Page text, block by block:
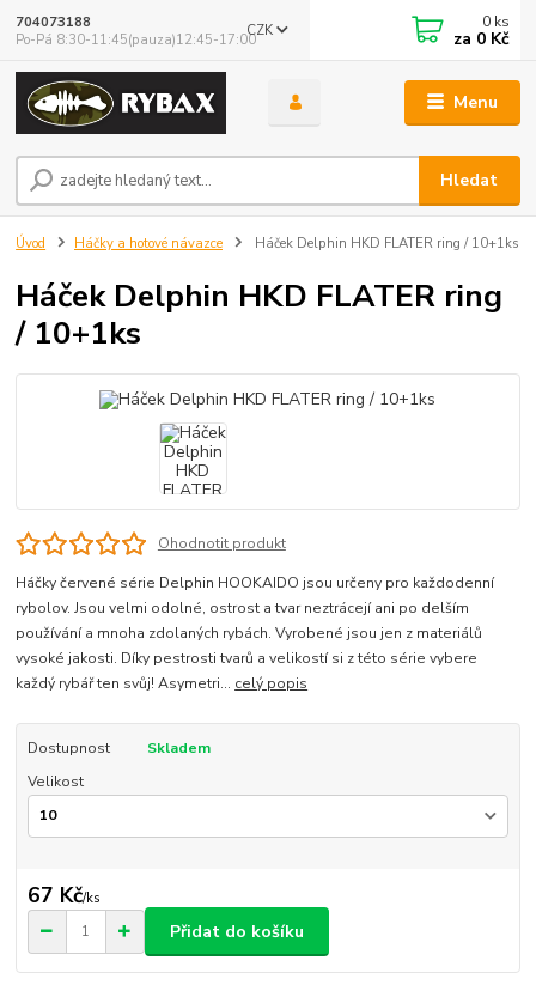
Menu
CZK
Hledat
704073188
Po-Pá 8:30-11:45(pauza)12:45-17:00
0 ks
za 0 Kč
Úvod Háčky a hotové návazce Háček Delphin HKD FLATER ring / 10+1ks
Háček Delphin HKD FLATER ring
/ 10+1ks
Ohodnotit produkt
Háčky červené série Delphin HOOKAIDO jsou určeny pro každodenní
rybolov. Jsou velmi odolné, ostrost a tvar neztrácejí ani po delším
používání a mnoha zdolaných rybách. Vyrobené jsou jen z materiálů
vysoké jakosti. Díky pestrosti tvarů a velikostí si z této série vybere
každý rybář ten svůj! Asymetri... celý popis
Dostupnost
Skladem
Velikost
67 Kč/ks
Přidat do košíku